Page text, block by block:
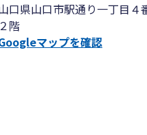
口県山口市駅通り一丁目４
２階
マップを確認